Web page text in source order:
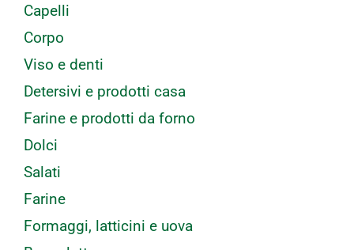
Capelli
Corpo
Viso e denti
Detersivi e prodotti casa
Farine e prodotti da forno
Dolci
Salati
Farine
Formaggi, latticini e uova